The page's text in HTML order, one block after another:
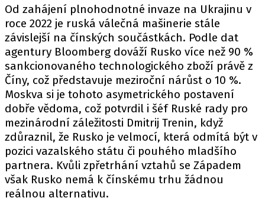
Od zahájení plnohodnotné invaze na Ukrajinu v
roce 2022 je ruská válečná mašinerie stále
závislejší na čínských součástkách. Podle dat
agentury Bloomberg dováží Rusko více než 90 %
sankcionovaného technologického zboží právě z
Číny, což představuje meziroční nárůst o 10 %.
Moskva si je tohoto asymetrického postavení
dobře vědoma, což potvrdil i šéf Ruské rady pro
mezinárodní záležitosti Dmitrij Trenin, když
zdůraznil, že Rusko je velmocí, která odmítá být v
pozici vazalského státu či pouhého mladšího
partnera. Kvůli zpřetrhání vztahů se Západem
však Rusko nemá k čínskému trhu žádnou
reálnou alternativu.